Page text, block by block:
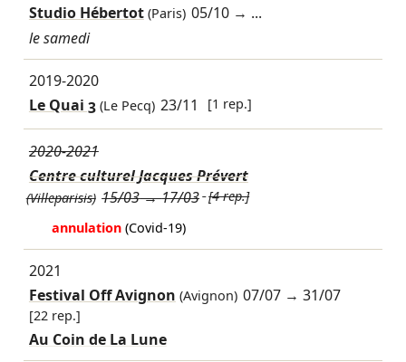
Studio Hébertot(Paris) 05/10 → ...
le samedi
2019-2020
Le Quai 3(Le Pecq) 23/11 [1 rep.]
2020-2021
Centre culturel Jacques Prévert
(Villeparisis) 15/03→17/03 [4 rep.]
annulation (Covid-19)
2021
Festival Off Avignon (Avignon) 07/07 →31/07
[22 rep.]
Au Coin de La Lune